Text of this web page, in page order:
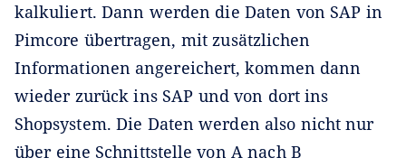
kalkuliert. Dann werden die Daten von SAP in
Pimcore übertragen, mit zusätzlichen
Informationen angereichert, kommen dann
wieder zurück ins SAP und von dort ins
Shopsystem. Die Daten werden also nicht nur
über eine Schnittstelle von A nach B